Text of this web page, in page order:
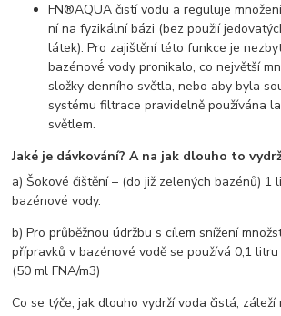
FN®AQUA čistí vodu a reguluje
ní na fyzikální bázi (bez použií
látek). Pro zajištění této funkce je
bazénové́ vody pronikalo, co největší
složky denního světla, nebo aby byla
systému filtrace pravidelně používána
světlem.
Jaké je dávkování? A na jak dlouho to
a) Šokové čištění – (do již zelených bazénů) 1
bazénové vody.
b) Pro průběžnou údržbu s cílem snížení
přípravků v bazénové vodě se používá 0,1
(50 ml FNA/m3)
Co se týče, jak dlouho vydrží voda čistá, záleží